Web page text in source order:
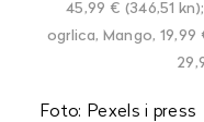
45,99 € (346,51
ogrlica, Mango, 19,99
Foto: Pexels i press